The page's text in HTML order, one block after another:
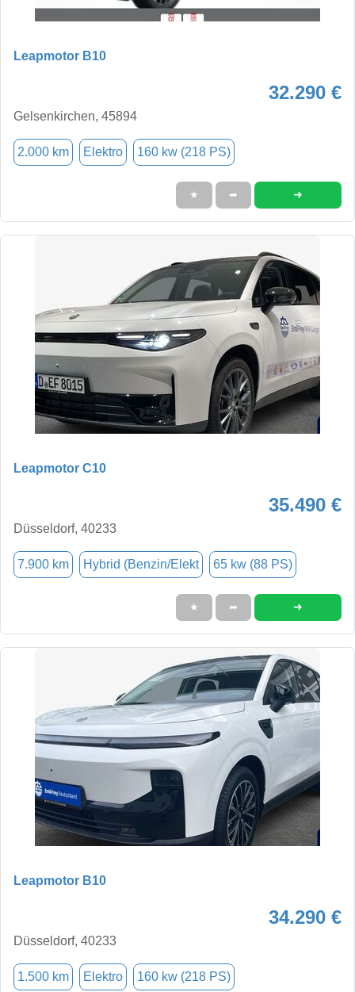
Leapmotor B10
32.290 €
Gelsenkirchen, 45894
2.000 km Elektro 160 kw (218 PS)
★ ➦ ➜
Leapmotor C10
35.490 €
Düsseldorf, 40233
7.900 km Hybrid (Benzin/Elekt 65 kw (88 PS)
★ ➦ ➜
Leapmotor B10
34.290 €
Düsseldorf, 40233
1.500 km Elektro 160 kw (218 PS)